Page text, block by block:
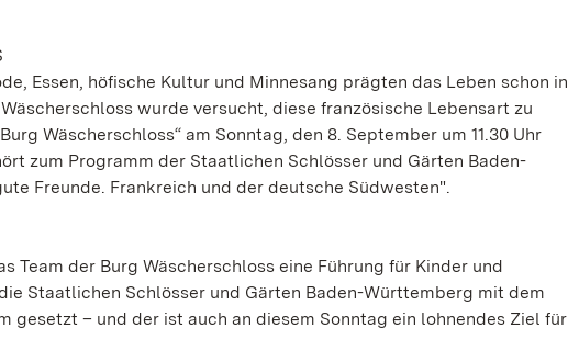
Essen, höfische Kultur und Minnesang prägten das Leben schon in
wurde versucht, diese französische Lebensart zu
Wäscherschloss“ am Sonntag, den 8. September um 11.30 Uhr
zum Programm der Staatlichen Schlösser und Gärten Baden-
Freunde. Frankreich und der deutsche Südwesten".
Team der Burg Wäscherschloss eine Führung für Kinder und
Staatlichen Schlösser und Gärten Baden-Württemberg mit dem
gesetzt – und der ist auch an diesem Sonntag ein lohnendes Ziel für